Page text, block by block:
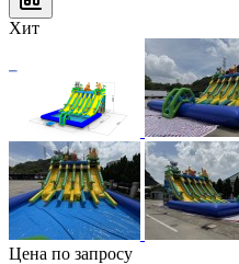
Хит
Цена по запросу